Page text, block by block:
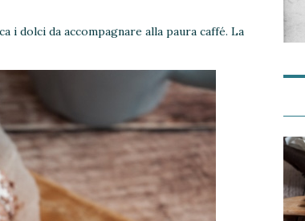
i dolci da accompagnare alla paura caffé. La